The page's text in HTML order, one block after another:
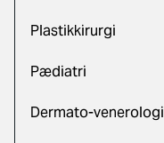
Plastikkirurgi
Pædiatri
Dermato-venerologi